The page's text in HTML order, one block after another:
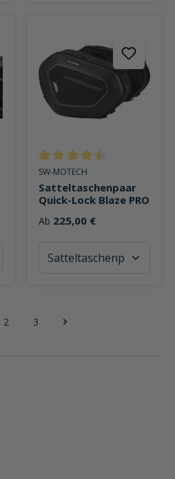
von 0 von 5 Sternen
Durchschnittliche Bewertung
SW-MOTECH
Satteltaschenpaar
Quick-Lock Blaze PRO
Ab 225,00 €
Seite
2 Seite
3